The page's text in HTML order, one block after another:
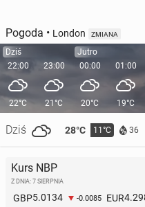
Pogoda • London ZMIANA
Dziś
22:00
22°C
Dziś 28°C 11°C 36
23:00
21°C
Jutro
00:00
20°C
01:00
19°C
Kurs NBP
Z DNIA: 7 SIERPNIA
GBP5.0134 -0.0085 EUR